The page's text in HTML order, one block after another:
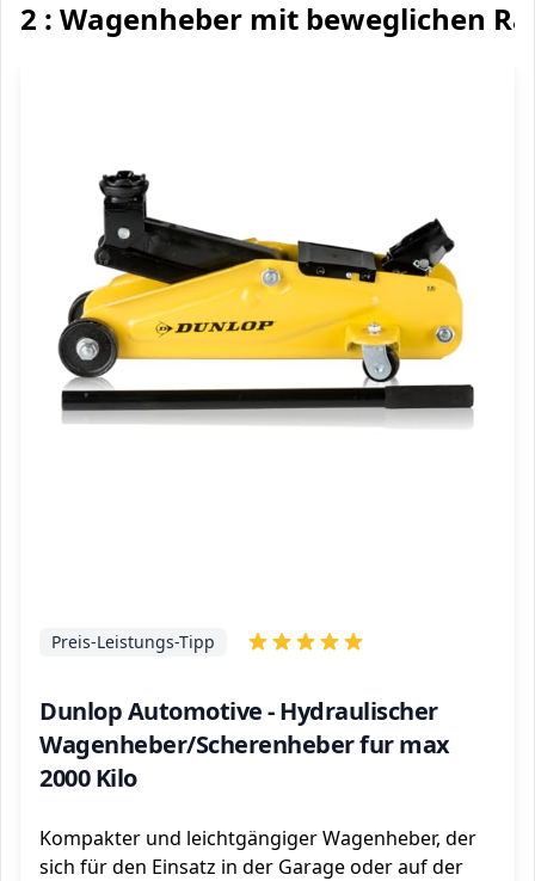
2 : Wagenheber mit beweglichen
Dunlop Automotive - Hydraulischer
Wagenheber/Scherenheber fur max
2000 Kilo
Preis-Leistungs-Tipp
Kompakter und leichtgängiger Wagenheber, der
sich für den Einsatz in der Garage oder auf der